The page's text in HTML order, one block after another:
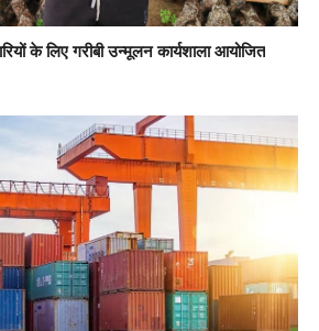
के लिए गरीबी उन्मूलन कार्यशाला आयोजित